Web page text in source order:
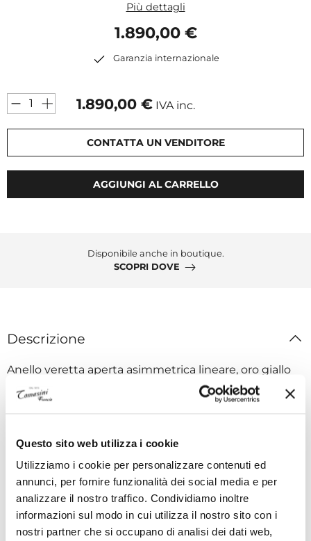
Questo sito web utilizza i cookie
Utilizziamo i cookie per personalizzare contenuti ed
annunci, per fornire funzionalità dei social media e per
analizzare il nostro traffico. Condividiamo inoltre
informazioni sul modo in cui utilizza il nostro sito con i
nostri partner che si occupano di analisi dei dati web,
Più dettagli
1.890,00 €
Garanzia internazionale
1.890,00 € IVA inc.
CONTATTA UN VENDITORE
AGGIUNGI AL CARRELLO
Disponibile anche in boutique.
SCOPRI DOVE
Descrizione
Anello veretta aperta asimmetrica lineare, oro giallo
18 kt e diamanti naturali taglio brillante
Specifiche tecniche
I VANTAGGI DI ACQUISTARE DA TOMASINI
FRANCIA